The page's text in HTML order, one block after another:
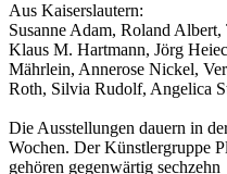
Aus Kaiserslautern:
Susanne Adam, Roland
Klaus M. Hartmann, Jörg
Mährlein, Annerose Nickel,
Roth, Silvia Rudolf, Angelica
Die Ausstellungen dauern in
Wochen. Der Künstlergruppe
gehören gegenwärtig sechzehn